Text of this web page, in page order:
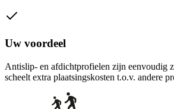
Uw voordeel
Antislip- en afdichtprofielen zijn eenvoudig
scheelt extra plaatsingskosten t.o.v. andere